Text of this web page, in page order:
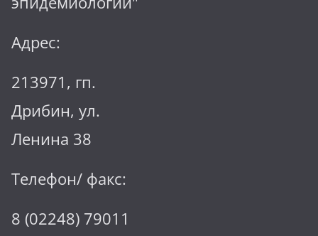
Адрес:
213971, гп.
Дрибин, ул.
Ленина 38
Телефон/ факс:
8 (02248) 79011